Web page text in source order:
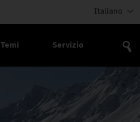
Italiano
Temi Servizio